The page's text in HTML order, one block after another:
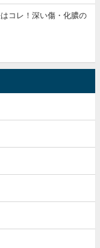
コレ！深い傷・化膿の